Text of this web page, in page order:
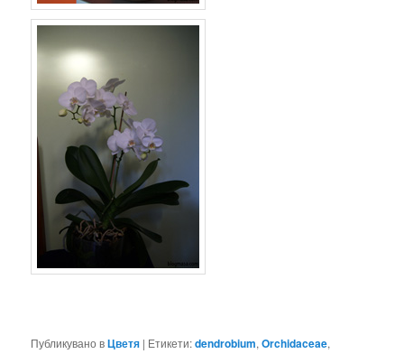
Публикувано вЦветя | Етикети:dendrobium,Orchidaceae,